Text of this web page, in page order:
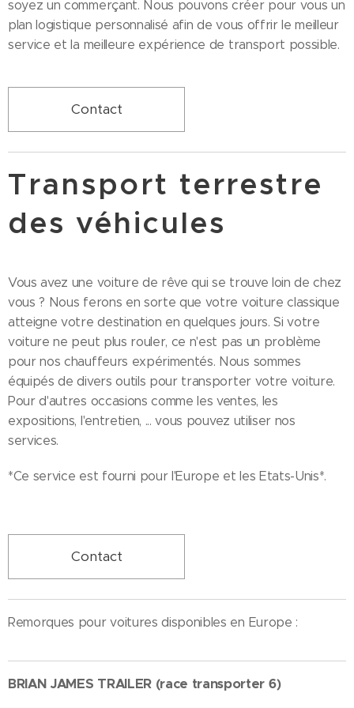
soyez un commerçant. Nous pouvons créer pour vous un
plan logistique personnalisé afin de vous offrir le meilleur
service et la meilleure expérience de transport possible.
Contact
Transport terrestre
des véhicules
Vous avez une voiture de rêve qui se trouve loin de chez
vous ? Nous ferons en sorte que votre voiture classique
atteigne votre destination en quelques jours. Si votre
voiture ne peut plus rouler, ce n'est pas un problème
pour nos chauffeurs expérimentés. Nous sommes
équipés de divers outils pour transporter votre voiture.
Pour d'autres occasions comme les ventes, les
expositions, l'entretien, ... vous pouvez utiliser nos
services.
*Ce service est fourni pour l'Europe et les Etats-Unis*.
Contact
Remorques pour voitures disponibles en Europe :
BRIAN JAMES TRAILER (race transporter 6)